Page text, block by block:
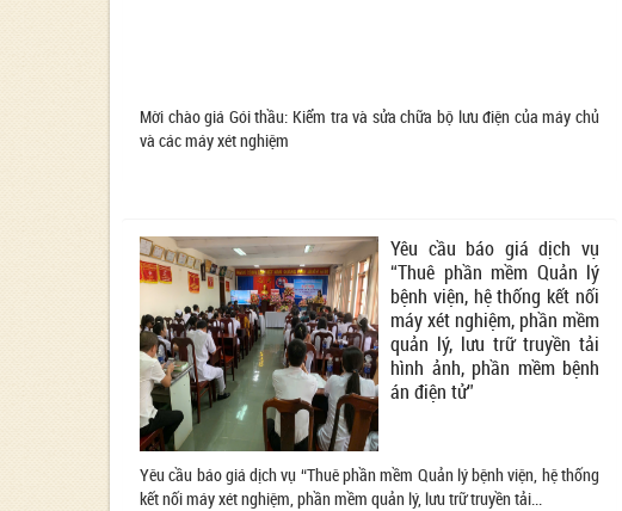
Mời chào giá Gói thầu: Kiểm tra và sửa chữa bộ lưu điện của máy chủ
và các máy xét nghiệm
Yêu cầu báo giá dịch vụ
“Thuê phần mềm Quản lý
bệnh viện, hệ thống kết nối
máy xét nghiệm, phần mềm
quản lý, lưu trữ truyền tải
hình ảnh, phần mềm bệnh
án điện tử”
Yêu cầu báo giá dịch vụ “Thuê phần mềm Quản lý bệnh viện, hệ thống
kết nối máy xét nghiệm, phần mềm quản lý, lưu trữ truyền tải...